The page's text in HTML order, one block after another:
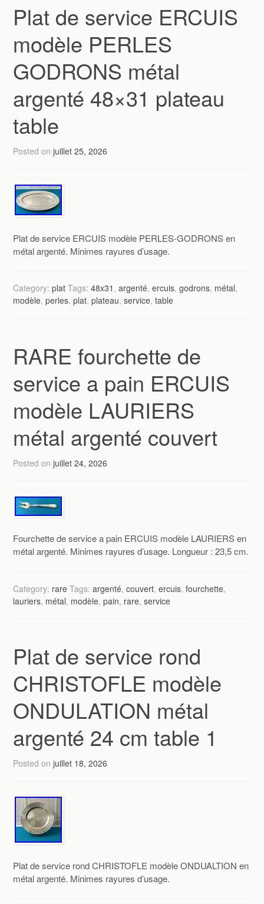
Plat de service ERCUIS
modèle PERLES
GODRONS métal
argenté 48×31 plateau
table
Posted onjuillet 25, 2026
Plat de service ERCUIS modèle PERLES-GODRONS en
métal argenté. Minimes rayures d’usage.
Category:plat Tags:48x31 ,argenté,ercuis,godrons, métal,
modèle,perles,plat,plateau,service,table
RARE fourchette de
service a pain ERCUIS
modèle LAURIERS
métal argenté couvert
Posted onjuillet 24, 2026
Fourchette de service a pain ERCUIS modèle LAURIERS en
métal argenté. Minimes rayures d’usage. Longueur : 23,5 cm.
Category: rare Tags:argenté,couvert,ercuis,fourchette,
lauriers, métal, modèle,pain, rare,service
Plat de service rond
CHRISTOFLE modèle
ONDULATION métal
argenté 24 cm table 1
Posted onjuillet 18, 2026
Plat de service rond CHRISTOFLE modèle ONDUALTION en
métal argenté. Minimes rayures d’usage.